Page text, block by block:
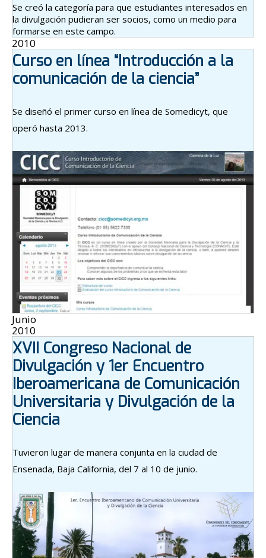
Se creó la categoría para que estudiantes interesados en
la divulgación pudieran ser socios, como un medio para
formarse en este campo.
2010
Curso en línea “Introducción a la
comunicación de la ciencia”
Se diseñó el primer curso en línea de Somedicyt, que
operó hasta 2013.
Junio
2010
XVII Congreso Nacional de
Divulgación y 1er Encuentro
Iberoamericana de Comunicación
Universitaria y Divulgación de la
Ciencia
Tuvieron lugar de manera conjunta en la ciudad de
Ensenada, Baja California, del 7 al 10 de junio.